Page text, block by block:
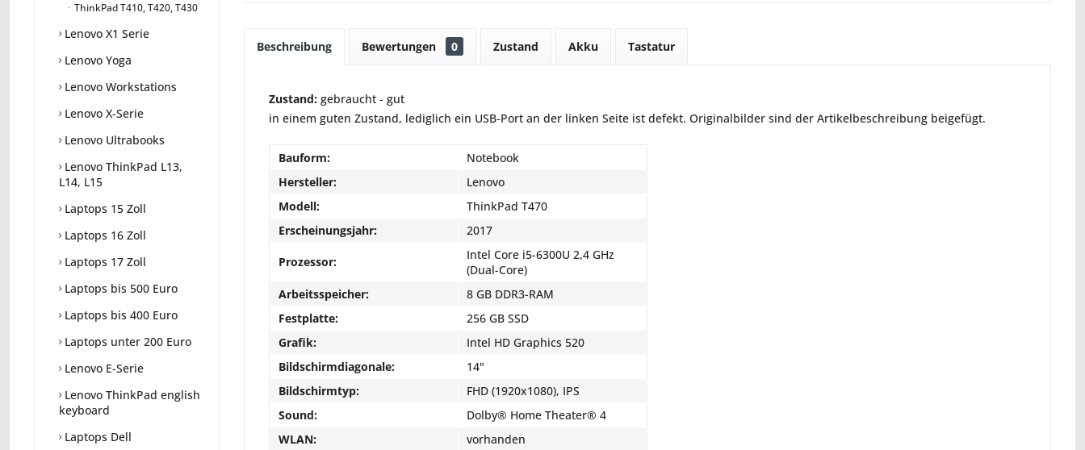
ThinkPad T410, T420, T430
Lenovo X1 Serie
Lenovo Yoga
Lenovo Workstations
Lenovo X-Serie
Lenovo Ultrabooks
Lenovo ThinkPad L13,
L14, L15
Laptops 15 Zoll
Laptops 16 Zoll
Laptops 17 Zoll
Laptops bis 500 Euro
Laptops bis 400 Euro
Laptops unter 200 Euro
Lenovo E-Serie
Lenovo ThinkPad english
keyboard
Laptops Dell
Beschreibung Bewertungen 0 Zustand Akku Tastatur
Zustand: gebraucht - gut
in einem guten Zustand, lediglich ein USB-Port an der linken Seite ist defekt. Originalbilder sind der Artikelbeschreibung beigefügt.
Bauform:
Notebook
Hersteller:
Lenovo
Modell:
ThinkPad T470
Erscheinungsjahr:
2017
Prozessor:
Intel Core i5-6300U 2,4 GHz
(Dual-Core)
Arbeitsspeicher:
8 GB DDR3-RAM
Festplatte:
256 GB SSD
Grafik:
Intel HD Graphics 520
Bildschirmdiagonale:
14"
Bildschirmtyp:
FHD (1920x1080), IPS
Sound:
Dolby® Home Theater® 4
WLAN:
vorhanden